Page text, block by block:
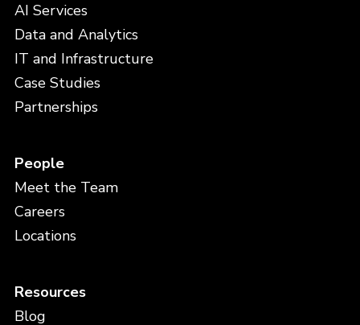
AI Services
Data and Analytics
IT and Infrastructure
Case Studies
Partnerships
People
Meet the Team
Careers
Locations
Resources
Blog